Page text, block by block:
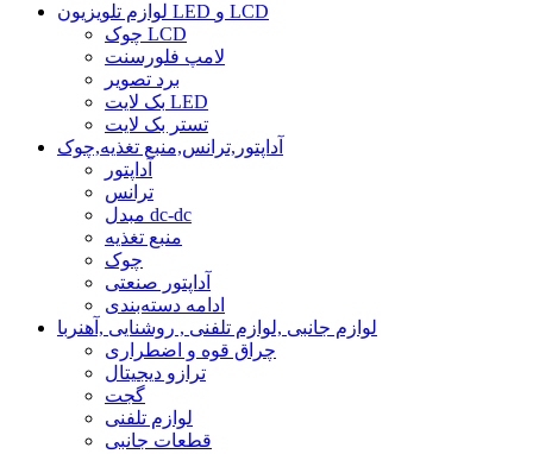
لوازم تلویزیون LED و LCD
چوک LCD
لامپ فلورسنت
برد تصویر
بک لایت LED
تستر بک لایت
آداپتور,ترانس,منبع تغذیه,چوک
آداپتور
ترانس
مبدل dc-dc
منبع تغذیه
چوک
آداپتور صنعتی
ادامه دسته‌بندی
لوازم جانبی ,لوازم تلفنی , روشنایی ,آهنربا
چراق قوه و اضطراری
ترازو دیجیتال
گجت
لوازم تلفنی
قطعات جانبی